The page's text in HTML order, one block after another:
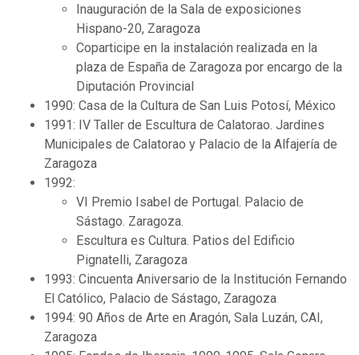
Inauguración de la Sala de exposiciones
Hispano-20, Zaragoza
Coparticipe en la instalación realizada en la
plaza de España de Zaragoza por encargo de la
Diputación Provincial
1990: Casa de la Cultura de San Luis Potosí, México
1991: IV Taller de Escultura de Calatorao. Jardines
Municipales de Calatorao y Palacio de la Alfajería de
Zaragoza
1992:
VI Premio Isabel de Portugal. Palacio de
Sástago. Zaragoza.
Escultura es Cultura. Patios del Edificio
Pignatelli, Zaragoza
1993: Cincuenta Aniversario de la Institución Fernando
El Católico, Palacio de Sástago, Zaragoza
1994: 90 Años de Arte en Aragón, Sala Luzán, CAI,
Zaragoza